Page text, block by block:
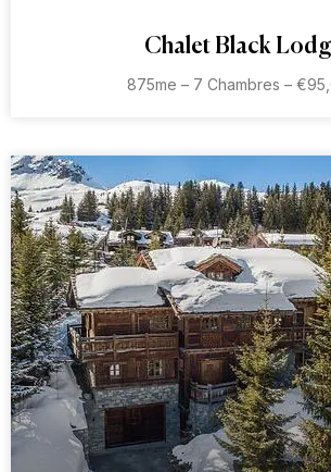
Chalet Black
875me – 7 Chambres –